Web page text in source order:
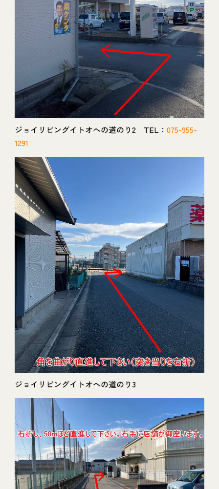
ジョイリビングイトオへの道のり2 TEL： 075-955-
1291
ジョイリビングイトオへの道のり3